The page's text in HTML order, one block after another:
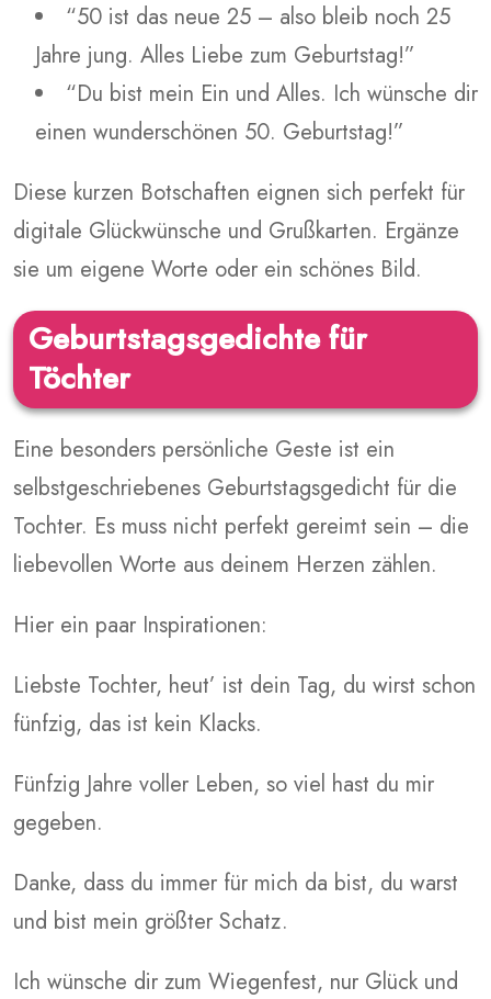
“50 ist das neue 25 – also bleib noch 25
Jahre jung. Alles Liebe zum Geburtstag!”
“Du bist mein Ein und Alles. Ich wünsche dir
einen wunderschönen 50. Geburtstag!”
Diese kurzen Botschaften eignen sich perfekt für
digitale Glückwünsche und Grußkarten. Ergänze
sie um eigene Worte oder ein schönes Bild.
Geburtstagsgedichte für
Töchter
Eine besonders persönliche Geste ist ein
selbstgeschriebenes Geburtstagsgedicht für die
Tochter. Es muss nicht perfekt gereimt sein – die
liebevollen Worte aus deinem Herzen zählen.
Hier ein paar Inspirationen:
Liebste Tochter, heut’ ist dein Tag, du wirst schon
fünfzig, das ist kein Klacks.
Fünfzig Jahre voller Leben, so viel hast du mir
gegeben.
Danke, dass du immer für mich da bist, du warst
und bist mein größter Schatz.
Ich wünsche dir zum Wiegenfest, nur Glück und